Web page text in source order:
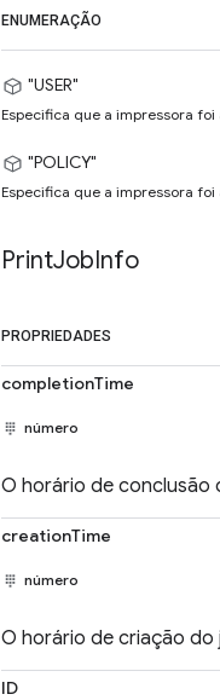
ENUMERAÇÃO
"USER"
Especifica que a impressora
"POLICY"
Especifica que a impressora
PrintJobInfo
PROPRIEDADES
completionTime
número
O horário de conclusão
creationTime
número
O horário de criação do
ID